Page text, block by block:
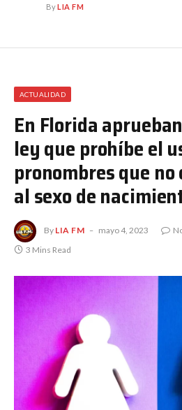
ByLIA FM
ACTUALIDAD
En Florida
ley que prohíbe el
pronombres que
al sexo de
By LIA FM mayo 4, 2023
3 Mins Read